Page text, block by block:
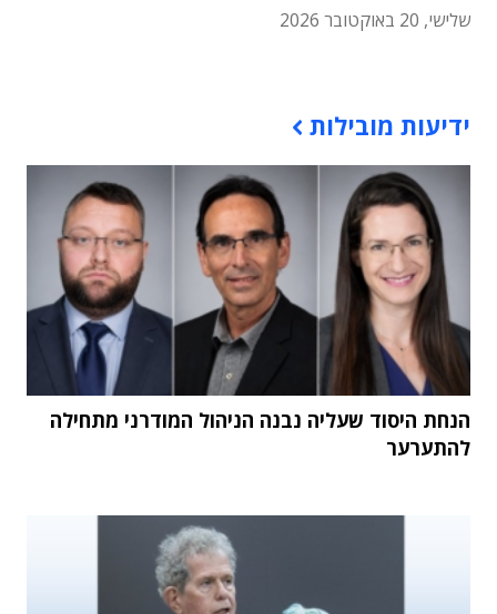
שלישי, 20 באוקטובר 2026
ידיעות מובילות
הנחת היסוד שעליה נבנה הניהול המודרני מתחילה
להתערער